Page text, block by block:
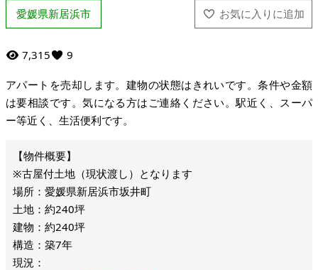
愛媛県新居浜市
7,315 9
アパートを売却します。建物の状態はきれいです。条件や金額
は要相談です。気になる方はご連絡ください。駅近く、スーパ
ー等近く、生活便利です。
※古屋付土地（現状渡し）となります
場所：愛媛県新居浜市坂井町
土地：約240坪
建物：約240坪
構造：築7年
現況：